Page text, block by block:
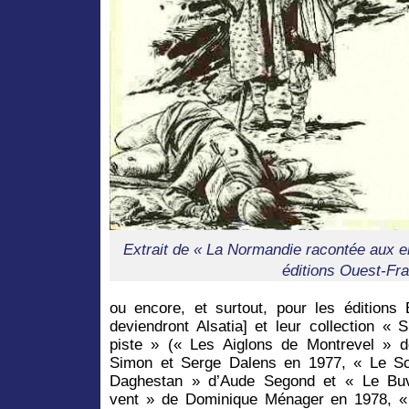
Extrait de « La Normandie racontée aux
éditions Ouest-
ou encore, et surtout, pour les éditions
deviendront Alsatia] et leur collection «
piste » (« Les Aiglons de Montrevel »
Simon et Serge Dalens en 1977, « Le
Daghestan » d’Aude Segond et « Le
vent » de Dominique Ménager en 1978,